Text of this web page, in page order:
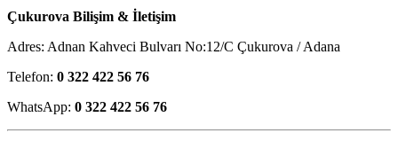
Çukurova Bilişim & İletişim
Adres: Adnan Kahveci Bulvarı No:12/C Çukurova / Adana
Telefon: 0 322 422 56 76
WhatsApp: 0 322 422 56 76